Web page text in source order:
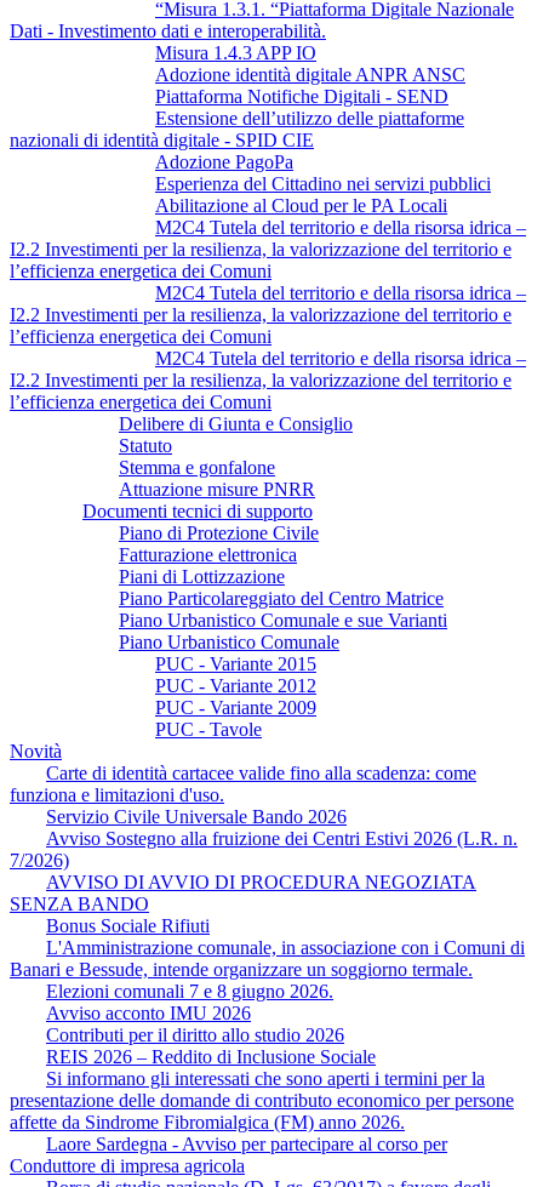
“Misura 1.3.1. “Piattaforma Digitale Nazionale
Dati - Investimento dati e interoperabilità.
Misura 1.4.3 APP IO
Adozione identità digitale ANPR ANSC
Piattaforma Notifiche Digitali - SEND
Estensione dell’utilizzo delle piattaforme
nazionali di identità digitale - SPID CIE
Adozione PagoPa
Esperienza del Cittadino nei servizi pubblici
Abilitazione al Cloud per le PA Locali
M2C4 Tutela del territorio e della risorsa idrica –
I2.2 Investimenti per la resilienza, la valorizzazione del territorio e
l’efficienza energetica dei Comuni
M2C4 Tutela del territorio e della risorsa idrica –
I2.2 Investimenti per la resilienza, la valorizzazione del territorio e
l’efficienza energetica dei Comuni
M2C4 Tutela del territorio e della risorsa idrica –
I2.2 Investimenti per la resilienza, la valorizzazione del territorio e
l’efficienza energetica dei Comuni
Delibere di Giunta e Consiglio
Statuto
Stemma e gonfalone
Attuazione misure PNRR
Documenti tecnici di supporto
Piano di Protezione Civile
Fatturazione elettronica
Piani di Lottizzazione
Piano Particolareggiato del Centro Matrice
Piano Urbanistico Comunale e sue Varianti
Piano Urbanistico Comunale
PUC - Variante 2015
PUC - Variante 2012
PUC - Variante 2009
PUC - Tavole
Novità
Carte di identità cartacee valide fino alla scadenza: come
funziona e limitazioni d'uso.
Servizio Civile Universale Bando 2026
Avviso Sostegno alla fruizione dei Centri Estivi 2026 (L.R. n.
7/2026)
AVVISO DI AVVIO DI PROCEDURA NEGOZIATA
SENZA BANDO
Bonus Sociale Rifiuti
L'Amministrazione comunale, in associazione con i Comuni di
Banari e Bessude, intende organizzare un soggiorno termale.
Elezioni comunali 7 e 8 giugno 2026.
Avviso acconto IMU 2026
Contributi per il diritto allo studio 2026
REIS 2026 – Reddito di Inclusione Sociale
Si informano gli interessati che sono aperti i termini per la
presentazione delle domande di contributo economico per persone
affette da Sindrome Fibromialgica (FM) anno 2026.
Laore Sardegna - Avviso per partecipare al corso per
Conduttore di impresa agricola